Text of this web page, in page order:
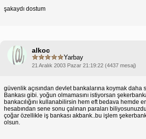
şakaydı dostum
alkoc
Yarbay
21 Aralık 2003 Pazar 21:19:22 (4437 mesaj)
güvenlik açısından devlet bankalarına koymak daha
Bankası gibi. yoğun olmamasını istiyorsan
bankacılığını kullanabilirsin hem eft bedava hemde
hesabından sene sonu çalınan paraları
çoğar özellikle iş bankası akbank..bu işlem
olsun.